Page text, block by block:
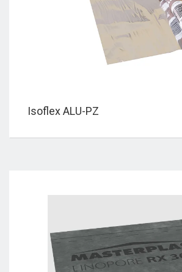
Isoflex ALU-PZ